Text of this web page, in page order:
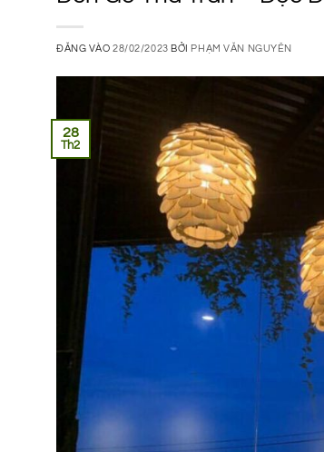
ĐĂNG VÀO28/02/2023 BỞI PHẠM VĂN NGUYÊN
28
Th2